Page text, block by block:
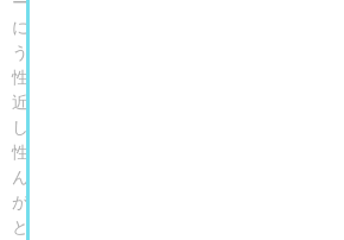
に黄亜歴のディレクションによる映像や反
うな動線が加わり、展示空間自体が、鑑賞
性の交差を生みだす装置として機能します。
近代の台湾と日本に確かに存在した個々の営
し、たとえ隣り合っておらずとも、時を共
性が結ばれていたといえるでしょう。本展で
ん、わたしたち自身の身体や視線をも内包
が結ばれることで、既存の語りや単線的な
とを目指します。その空間のなかで近代の